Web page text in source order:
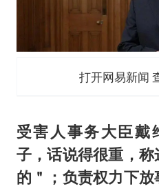
打开网易新闻
受害人事务大臣戴
子，话说得很重，
的＂；负责权力下